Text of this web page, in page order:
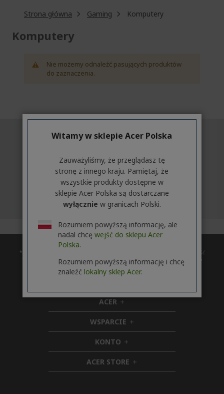
Strona główna Gaming Komputery
Komputery
Nie możemy odnaleźć pasujących produktów
do zaznaczenia.
* Czas udostępnienia uaktualnienia może zależeć od urządzenia. Dostępność
funkcji i aplikacji zależy od regionu. Niektóre funkcje wymagają określonego
sprzętu (zobacz
https://www.microsoft.com/pl-pl/windows/windows-11-specifications).
ACER h
i
d
d
e
n
WSPARCIE h
i
d
e
n
KONTO h
i
d
d
ACER STORE h
i
Witamy w sklepie Acer Polska
Zauważyliśmy, że przeglądasz tę
stronę z innego kraju. Pamiętaj, że
wszystkie produkty dostępne w
sklepie Acer Polska są dostarczane
wyłącznie w granicach Polski.
Rozumiem powyższą informację, ale
nadal chcę wejść do sklepu Acer
Polska.
Rozumiem powyższą informację i chcę
znaleźć lokalny sklep Acer.